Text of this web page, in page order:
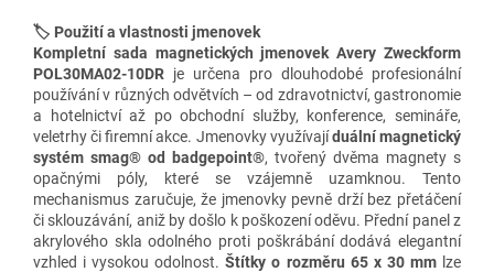
🏷️ Použití a vlastnosti jmenovek
Kompletní sada magnetických jmenovek Avery Zweckform
POL30MA02-10DR je určena pro dlouhodobé profesionální
používání v různých odvětvích – od zdravotnictví, gastronomie
a hotelnictví až po obchodní služby, konference, semináře,
veletrhy či firemní akce. Jmenovky využívajíduální magnetický
systém smag® od badgepoint®, tvořený dvěma magnety s
opačnými póly, které se vzájemně uzamknou. Tento
mechanismus zaručuje, že jmenovky pevně drží bez přetáčení
či sklouzávání, aniž by došlo k poškození oděvu. Přední panel z
akrylového skla odolného proti poškrábání dodává elegantní
vzhled i vysokou odolnost.Štítky o rozměru 65 x 30 mmlze